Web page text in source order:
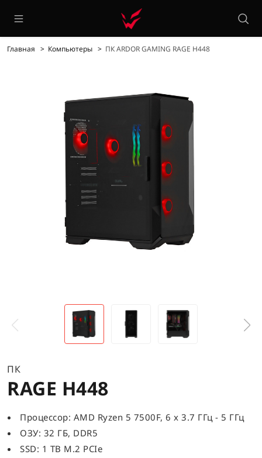
Главная Компьютеры ПК ARDOR GAMING RAGE H448
ПК
RAGE H448
Процессор: AMD Ryzen 5 7500F, 6 x 3.7 ГГц - 5 ГГц
ОЗУ: 32 ГБ, DDR5
SSD: 1 TB M.2 PCIe